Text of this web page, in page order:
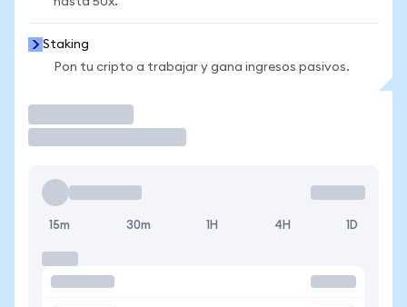
Staking
Pon tu cripto a trabajar y gana ingresos pasivos.
15m 30m 1H 4H 1D